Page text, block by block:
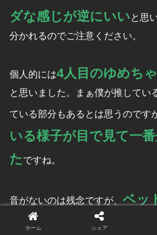
ダな感じが逆にいいと思
分かれるのでご注意ください。
個人的には4人目のゆめち
と思いました。まぁ僕が推してい
ている部分もあるとは思うのです
いる様子が目で見て一
た ですね。
音がないのは残念ですが、 ベッ
おしっこが溜まってい
ホーム シェア